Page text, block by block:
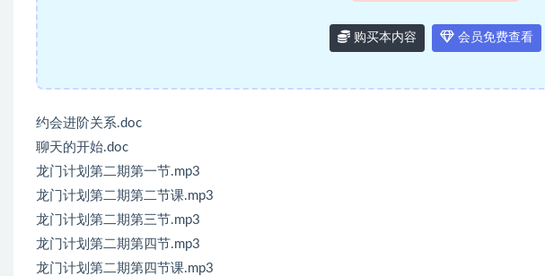
购买本内容 会员免费查看
约会进阶关系.doc
聊天的开始.doc
龙门计划第二期第一节.mp3
龙门计划第二期第二节课.mp3
龙门计划第二期第三节.mp3
龙门计划第二期第四节.mp3
龙门计划第二期第四节课.mp3